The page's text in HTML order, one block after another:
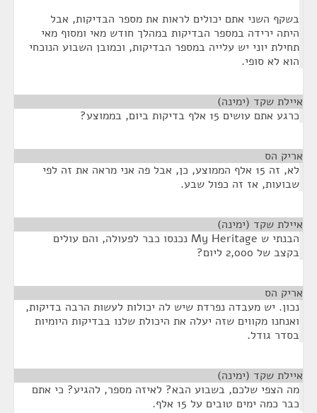
בשקף השני אתם יכולים לראות את מספר הבדיקות, אבל
היתה ירידה במספר הבדיקות במהלך חודש מאי ומסוף מאי
תחילת יוני יש עלייה במספר הבדיקות, וכמובן השבוע הנוכחי
הוא לא סופי.
איילת שקד (ימינה)
כרגע אתם עושים 15 אלף בדיקות ביום, בממוצע?
אריק הס
לא, זה 15 אלף הממוצע, כן, אבל פה אני מראה את זה לפי
שבועות, אז זה כפול שבע.
איילת שקד (ימינה)
הבנתי ש My Heritage נכנסו כבר לפעולה, והם עולים
בקצב של 2,000 ליום?
אריק הס
נכון. יש מעבדה נפרדת שיש לה יכולות לעשות הרבה בדיקות,
ואנחנו מקווים שזה יעלה את היכולת שלנו בבדיקות היומיות
בסדר גודל.
איילת שקד (ימינה)
מה הצפי שלכם, בשבוע הבא? לאיזה מספר, להגיע? כי אתם
כבר כמה ימים טובים על 15 אלף.